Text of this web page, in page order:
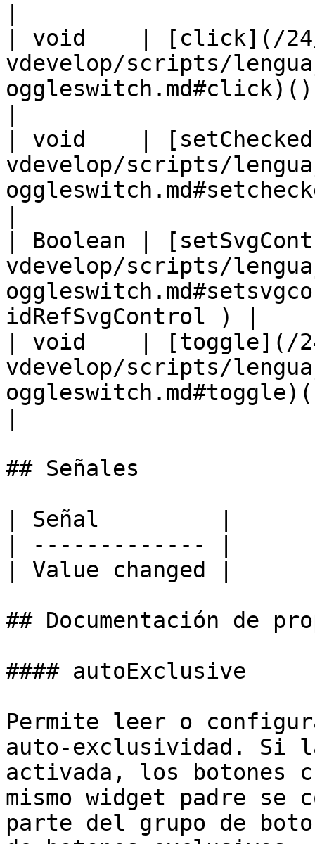
| void    | [click](/
vdevelop/scripts/
oggleswitch.md#click)()
| void    |
vdevelop/scripts/
| Boolean |
vdevelop/scripts/
idRefSvgControl ) |
| void    | [toggle](/
vdevelop/scripts/
## Señales
| Señal         |
| ------------- |
| Value changed |
## Documentación de
#### autoExclusive
Permite leer o
auto-exclusividad. Si
activada, los botones
mismo widget padre se
parte del grupo de